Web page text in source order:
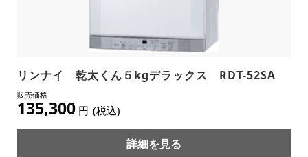
リンナイ 乾太くん５kgデラックス RDT-52SA
135,300 円 (税込)
詳細を見る